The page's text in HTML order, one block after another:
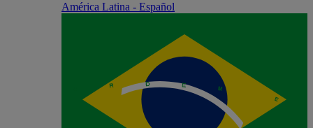
América Latina - Español